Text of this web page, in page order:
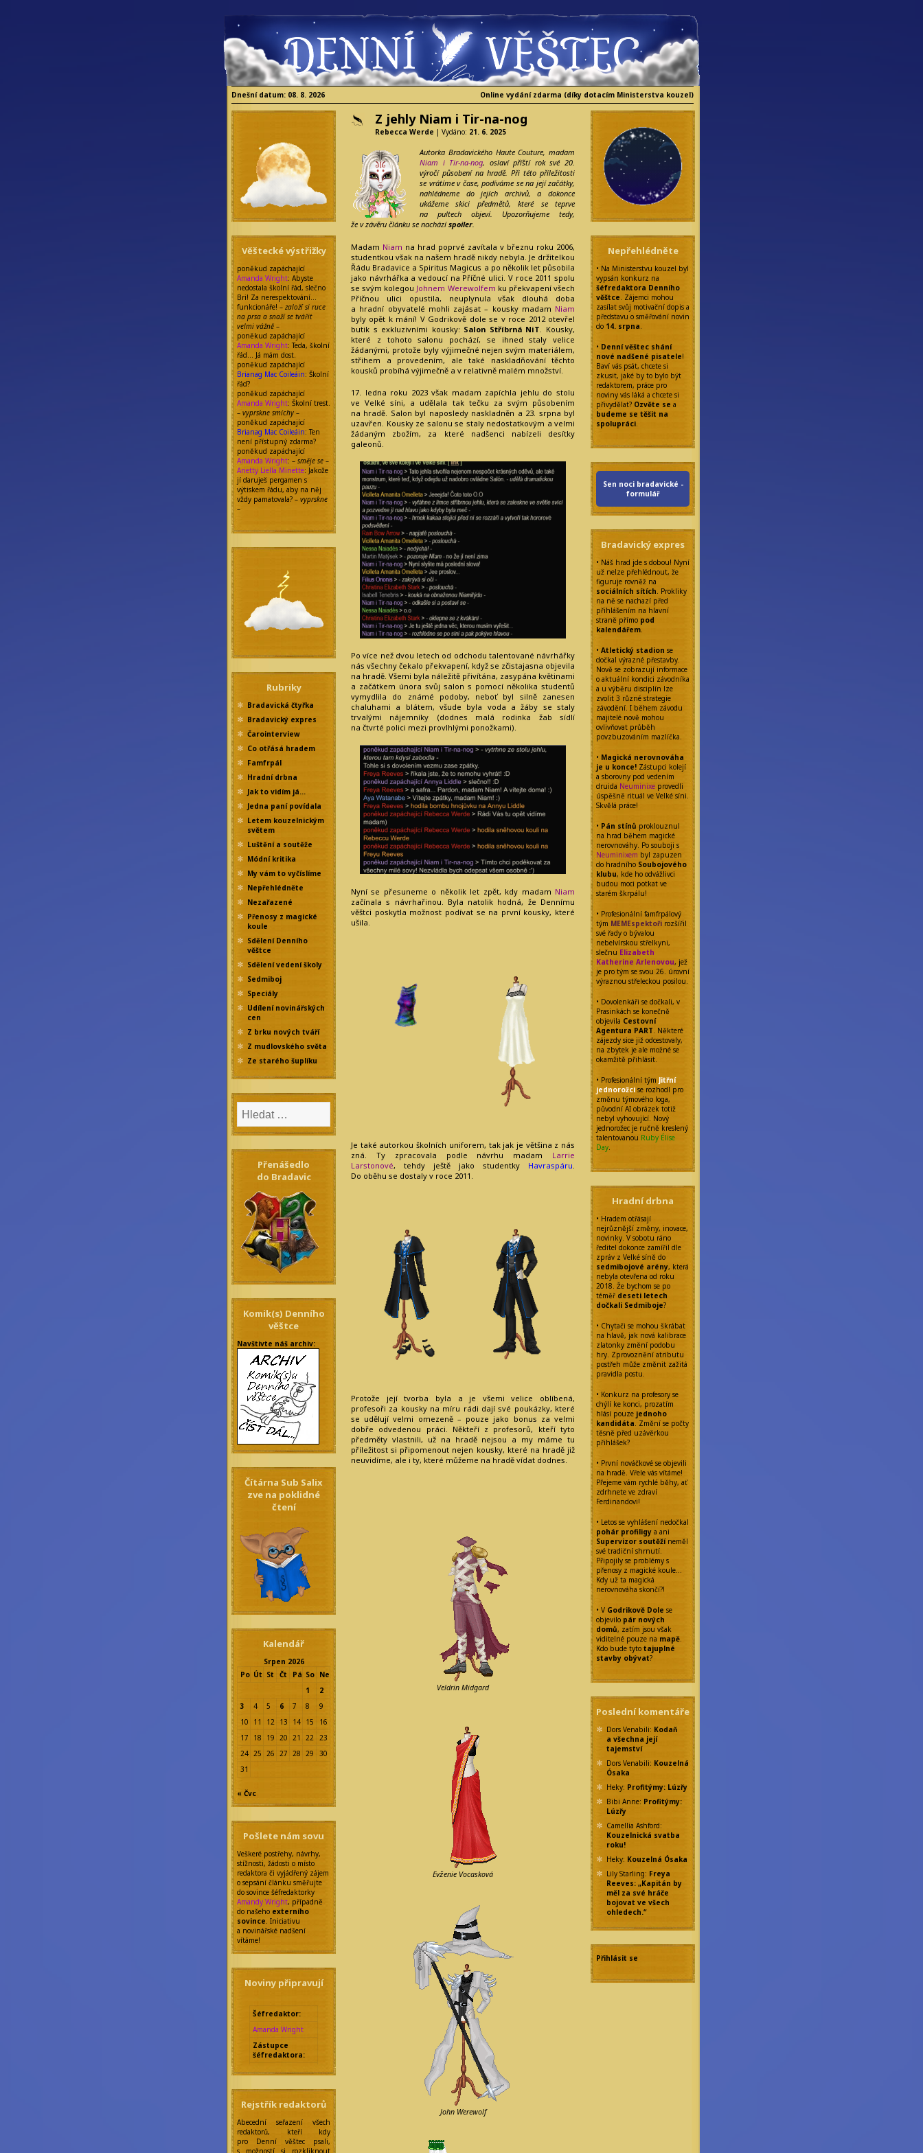
Dnešní datum: 08. 8. 2026 Online vydání zdarma (díky dotacím Ministerstva kouzel)
Věštecké výstřižky
poněkud zapáchající
Amanda Wright: Abyste
nedostala školní řád, slečno
Bri! Za nerespektování…
funkcionáře! – založí si ruce
na prsa a snaží se tvářit
velmi vážně –
poněkud zapáchající
Amanda Wright: Teda, školní
řád… Já mám dost.
poněkud zapáchající
Brianag Mac Coileáin: Školní
řád?
poněkud zapáchající
Amanda Wright: Školní trest.
– vyprskne smíchy –
poněkud zapáchající
Brianag Mac Coileáin: Ten
není přístupný zdarma?
poněkud zapáchající
Amanda Wright: – směje se –
Arietty Liella Minette: Jakože
jí daruješ pergamen s
výtiskem řádu, aby na něj
vždy pamatovala? – vyprskne
–
Rubriky
Bradavická čtyřka
Bradavický expres
Čarointerview
Co otřásá hradem
Famfrpál
Hradní drbna
Jak to vidím já…
Jedna paní povídala
Letem kouzelnickým
světem
Luštění a soutěže
Módní kritika
My vám to vyčíslíme
Nepřehlédněte
Nezařazené
Přenosy z magické
koule
Sdělení Denního
věštce
Sdělení vedení školy
Sedmiboj
Speciály
Udílení novinářských
cen
Z brku nových tváří
Z mudlovského světa
Ze starého šuplíku
Přenášedlo
do Bradavic
Komik(s) Denního
věštce
Navštivte náš archiv:
Čítárna Sub Salix
zve na poklidné
čtení
Kalendář
Srpen 2026
Po Út St Čt Pá So Ne
1
2
3
4 5 6 7 8
9
10
11 12 13 14 15
16
17
18 19 20 21 22 23
24 25 26 27 28 29
30
31
« Čvc
Pošlete nám sovu
Veškeré postřehy, návrhy,
stížnosti, žádosti o místo
redaktora či vyjádřený zájem
o sepsání článku směřujte
do sovince šéfredaktorky
Amandy Wright, případně
do našeho externího
sovince. Iniciativu
a novinářské nadšení
vítáme!
Noviny připravují
Amanda Wright
Zástupce
šéfredaktora:
Nicolette Marique
Leroy
bloků:
Eilonwy Ellesméry
Zakladatelka:
Rejstřík redaktorů
Abecední seřazení všech
redaktorů, kteří kdy
pro Denní věštec psali,
s možností si rozkliknout
Z jehly Niam i Tir-na-nog
Rebecca Werde | Vydáno: 21. 6. 2025
Autorka Bradavického Haute Couture, madam
Niam i Tir-na-nog, oslaví příští rok své 20.
výročí působení na hradě. Při této příležitosti
se vrátíme v čase, podíváme se na její začátky,
nahlédneme do jejích archivů, a dokonce
ukážeme skici předmětů, které se teprve
na pultech objeví. Upozorňujeme tedy,
že v závěru článku se nacházíspoiler.
Madam Niam na hrad poprvé zavítala v březnu roku 2006,
studentkou však na našem hradě nikdy nebyla. Je držitelkou
Řádu Bradavice a Spiritus Magicus a po několik let působila
jako návrhářka a vedoucí na Příčné ulici. V roce 2011 spolu
se svým kolegou Johnem Werewolfem ku překvapení všech
Příčnou ulici opustila, neuplynula však dlouhá doba
a hradní obyvatelé mohli zajásat – kousky madam Niam
byly opět k mání! V Godrikově dole se v roce 2012 otevřel
butik s exkluzivními kousky: Salon Stříbrná NiT . Kousky,
které z tohoto salonu pochází, se ihned staly velice
žádanými, protože byly výjimečné nejen svým materiálem,
střihem a provedením, ale také naskladňování těchto
kousků probíhá výjimečně a v relativně malém množství.
17. ledna roku 2023 však madam zapíchla jehlu do stolu
ve Velké síni, a udělala tak tečku za svým působením
na hradě. Salon byl naposledy naskladněn a 23. srpna byl
uzavřen. Kousky ze salonu se staly nedostatkovým a velmi
žádaným zbožím, za které nadšenci nabízeli desítky
galeonů.
Po více než dvou letech od odchodu talentované návrhářky
nás všechny čekalo překvapení, když se zčistajasna objevila
na hradě. Všemi byla náležitě přivítána, zasypána květinami
a začátkem února svůj salon s pomocí několika studentů
vymydlila do známé podoby, neboť byl silně zanesen
chaluhami a blátem, všude byla voda a žáby se staly
trvalými nájemníky (dodnes malá rodinka žab sídlí
na čtvrté polici mezi provlhlými ponožkami).
Nyní se přesuneme o několik let zpět, kdy madam Niam
začínala s návrhařinou. Byla natolik hodná, že Dennímu
věštci poskytla možnost podívat se na první kousky, které
ušila.
Je také autorkou školních uniforem, tak jak je většina z nás
zná. Ty zpracovala podle návrhu madam Larrie
Larstonové, tehdy ještě jako studentky Havraspáru
Do oběhu se dostaly v roce 2011.
Protože její tvorba byla a je všemi velice oblíbená,
profesoři za kousky na míru rádi dají své poukázky, které
se udělují velmi omezeně – pouze jako bonus za velmi
dobře odvedenou práci.
Někteří z profesorů, kteří tyto
předměty vlastnili, už na hradě nejsou a my máme tu
příležitost si připomenout nejen kousky, které na hradě již
neuvidíme, ale i ty, které můžeme na hradě vídat dodnes.
Veldrin Midgard
Evženie Vocasková
John Werewolf
Nepřehlédněte
• Na Ministerstvu kouzel byl
vypsán konkurz na
šéfredaktora Denního
věštce. Zájemci mohou
zasílat svůj motivační dopis a
představu o směřování novin
do 14. srpna.
• Denní věštec shání
nové nadšené pisatele!
Baví vás psát, chcete si
zkusit, jaké by to bylo být
redaktorem, práce pro
noviny vás láká a chcete si
přivydělat? Ozvěte se a
budeme se těšit na
spolupráci.
Sen noci bradavické -
formulář
Bradavický expres
• Náš hrad jde s dobou! Nyní
už nelze přehlédnout, že
figuruje rovněž na
sociálních sítích. Prokliky
na ně se nachazí před
přihlášením na hlavní
straně přímo pod
kalendářem.
• Atletický stadion se
dočkal výrazné přestavby.
Nově se zobrazují informace
o aktuální kondici závodníka
a u výběru disciplín lze
zvolit 3 různé strategie
závodění. I během závodu
majitelé nově mohou
ovlivňovat průběh
povzbuzováním mazlíčka.
• Magická nerovnováha
je u konce! Zástupci kolejí
a sborovny pod vedením
druida Neuminixe provedli
úspěšně rituál ve Velké síni.
Skvělá práce!
• Pán stínů proklouznul
na hrad během magické
nerovnováhy. Po souboji s
Neuminixem byl zapuzen
do hradního Soubojového
klubu, kde ho odvážlivci
budou moci potkat ve
starém škrpálu!
• Profesionální famfrpálový
tým MEMEspektoři rozšířil
své řady o bývalou
nebelvírskou střelkyni,
slečnu Elizabeth
Katherine Arlenovou, jež
je pro tým se svou 26. úrovní
výraznou střeleckou posilou.
• Dovolenkáři se dočkali, v
Prasinkách se konečně
objevila Cestovní
Agentura PART. Některé
zájezdy sice již odcestovaly,
na zbytek je ale možné se
okamžitě přihlásit.
• Profesionální tým Jitřní
jednorožci se rozhodl pro
změnu týmového loga,
původní AI obrázek totiž
nebyl vyhovující. Nový
jednorožec je ručně kreslený
talentovanou Ruby Élise
Day.
Hradní drbna
• Hradem otřásají
nejrůznější změny, inovace,
novinky. V sobotu ráno
ředitel dokonce zamířil dle
zpráv z Velké síně do
sedmibojové arény, která
nebyla otevřena od roku
2018. Že bychom se po
téměř deseti letech
dočkali Sedmiboje?
• Chytači se mohou škrábat
na hlavě, jak nová kalibrace
zlatonky změní podobu
hry. Zprovoznění atributu
postřeh může změnit zažitá
pravidla postu.
• Konkurz na profesory se
chýlí ke konci, prozatím
hlásí pouze jednoho
kandidáta. Změní se počty
těsně před uzávěrkou
přihlášek?
• První nováčkové se objevili
na hradě. Vřele vás vítáme!
Přejeme vám rychlé běhy, ať
zdrhnete ve zdraví
Ferdinandovi!
• Letos se vyhlášení nedočkal
pohár profiligy a ani
Supervizor soutěžíneměl
své tradiční shrnutí.
Připojily se problémy s
přenosy z magické koule…
Kdy už ta magická
nerovnováha skončí?!
• V Godrikově Dole se
objevilo pár nových
domů, zatím jsou však
viditelné pouze na mapě.
Kdo bude tyto tajuplné
stavby obývat?
Poslední komentáře
Dors Venabili: Kodaň
a všechna její
tajemství
Dors Venabili: Kouzelná
Ósaka
Heky: Profitýmy: Lúzřy
Bibi Anne: Profitýmy:
Lúzřy
Camellia Ashford:
Kouzelnická svatba
roku!
Heky: Kouzelná Ósaka
Lily Starling: Freya
Reeves: „Kapitán by
měl za své hráče
bojovat ve všech
ohledech.“
Přihlásit se